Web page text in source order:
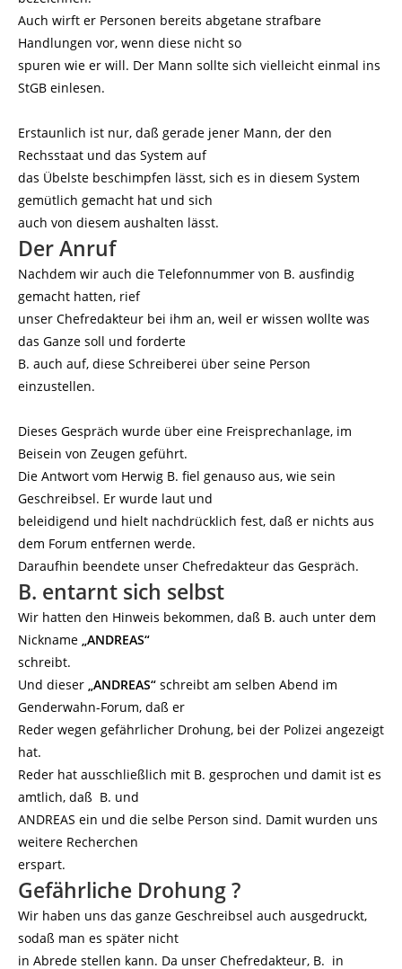
Auch wirft er Personen bereits abgetane strafbare
Handlungen vor, wenn diese nicht so
spuren wie er will. Der Mann sollte sich vielleicht einmal ins
StGB einlesen.
Erstaunlich ist nur, daß gerade jener Mann, der den
Rechsstaat und das System auf
das Übelste beschimpfen lässt, sich es in diesem System
gemütlich gemacht hat und sich
auch von diesem aushalten lässt.
Der Anruf
Nachdem wir auch die Telefonnummer von B. ausfindig
gemacht hatten, rief
unser Chefredakteur bei ihm an, weil er wissen wollte was
das Ganze soll und forderte
B. auch auf, diese Schreiberei über seine Person
einzustellen.
Dieses Gespräch wurde über eine Freisprechanlage, im
Beisein von Zeugen geführt.
Die Antwort vom Herwig B. fiel genauso aus, wie sein
Geschreibsel. Er wurde laut und
beleidigend und hielt nachdrücklich fest, daß er nichts aus
dem Forum entfernen werde.
Daraufhin beendete unser Chefredakteur das Gespräch.
B. entarnt sich selbst
Wir hatten den Hinweis bekommen, daß B. auch unter dem
Nickname „ANDREAS“
schreibt.
Und dieser „ANDREAS“ schreibt am selben Abend im
Genderwahn-Forum, daß er
Reder wegen gefährlicher Drohung, bei der Polizei angezeigt
hat.
Reder hat ausschließlich mit B. gesprochen und damit ist es
amtlich, daß B. und
ANDREAS ein und die selbe Person sind. Damit wurden uns
weitere Recherchen
erspart.
Gefährliche Drohung ?
Wir haben uns das ganze Geschreibsel auch ausgedruckt,
sodaß man es später nicht
in Abrede stellen kann. Da unser Chefredakteur, B. in